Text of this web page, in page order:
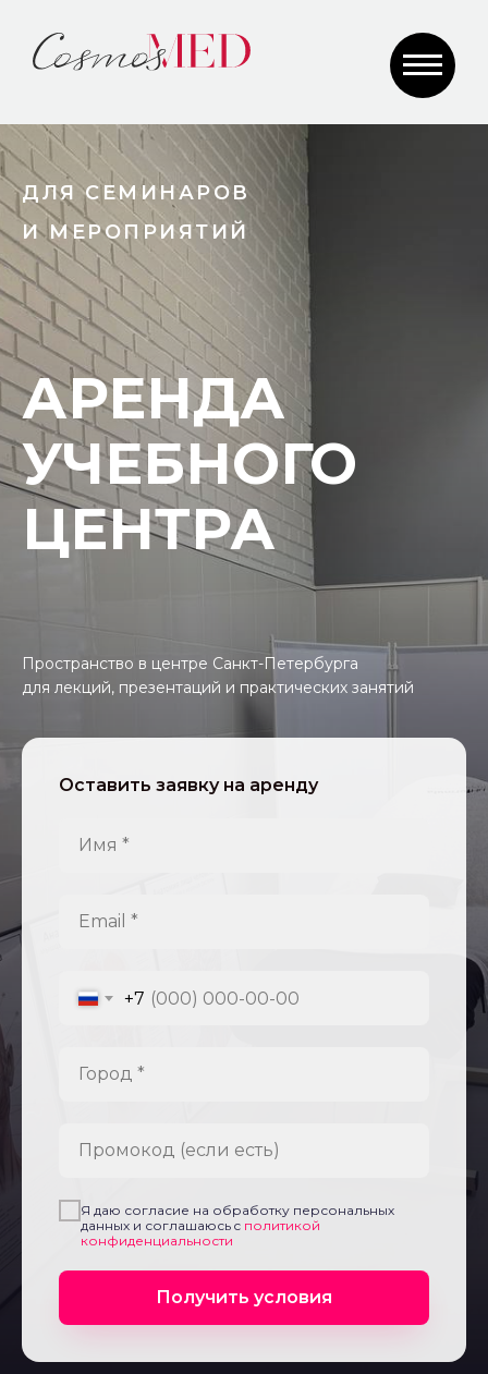
ДЛЯ СЕМИНАРОВ
И МЕРОПРИЯТИЙ
АРЕНДА
УЧЕБНОГО
ЦЕНТРА
Пространство в центре Санкт-Петербурга
для лекций, презентаций и практических занятий
Оставить заявку на аренду
Имя *
Email *
+7
Город *
Промокод (если есть)
Я даю согласие на обработку персональных
данных и соглашаюсь c политикой
конфиденциальности
Получить условия